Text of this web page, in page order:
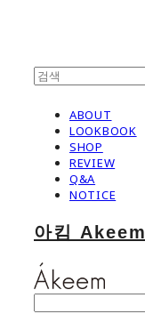
ABOUT
LOOKBOOK
SHOP
REVIEW
Q&A
NOTICE
아킴 Akeem